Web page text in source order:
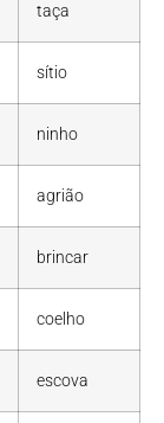
taça
sítio
ninho
agrião
brincar
coelho
escova